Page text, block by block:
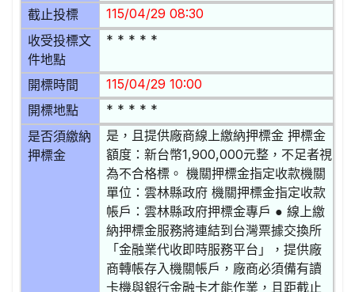
截止投標 115/04/29 08:30
收受投標文
件地點
* * * * *
開標時間 115/04/29 10:00
開標地點 * * * * *
是否須繳納
押標金
是，且提供廠商線上繳納押標金 押標金
額度：新台幣1,900,000元整，不足者視
為不合格標。 機關押標金指定收款機關
單位：雲林縣政府 機關押標金指定收款
帳戶：雲林縣政府押標金專戶 ● 線上繳
納押標金服務將連結到台灣票據交換所
「金融業代收即時服務平台」，提供廠
商轉帳存入機關帳戶，廠商必須備有讀
卡機與銀行金融卡才能作業，且距截止